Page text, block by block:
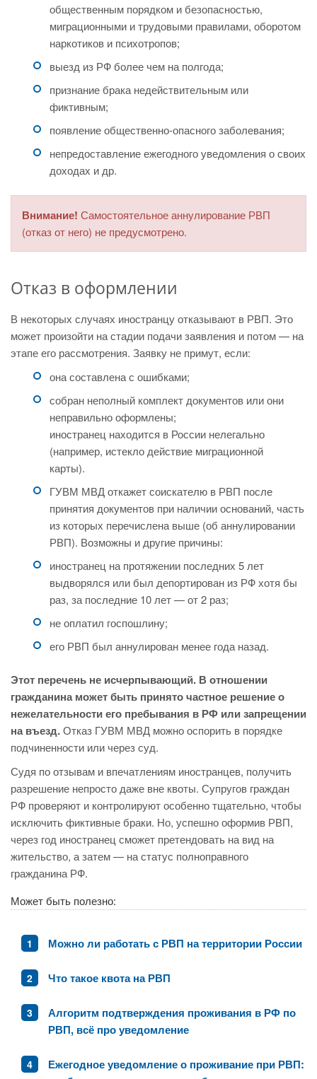
общественным порядком и безопасностью,
миграционными и трудовыми правилами, оборотом
наркотиков и психотропов;
выезд из РФ более чем на полгода;
признание брака недействительным или
фиктивным;
появление общественно-опасного заболевания;
непредоставление ежегодного уведомления о своих
доходах и др.
Внимание! Самостоятельное аннулирование РВП
(отказ от него) не предусмотрено.
Отказ в оформлении
В некоторых случаях иностранцу отказывают в РВП. Это
может произойти на стадии подачи заявления и потом — на
этапе его рассмотрения. Заявку не примут, если:
она составлена с ошибками;
собран неполный комплект документов или они
неправильно оформлены;
иностранец находится в России нелегально
(например, истекло действие миграционной
карты).
ГУВМ МВД откажет соискателю в РВП после
принятия документов при наличии оснований, часть
из которых перечислена выше (об аннулировании
РВП). Возможны и другие причины:
иностранец на протяжении последних 5 лет
выдворялся или был депортирован из РФ хотя бы
раз, за последние 10 лет — от 2 раз;
не оплатил госпошлину;
его РВП был аннулирован менее года назад.
Этот перечень не исчерпывающий. В отношении
гражданина может быть принято частное решение о
нежелательности его пребывания в РФ или запрещении
на въезд.Отказ ГУВМ МВД можно оспорить в порядке
подчиненности или через суд.
Судя по отзывам и впечатлениям иностранцев, получить
разрешение непросто даже вне квоты. Супругов граждан
РФ проверяют и контролируют особенно тщательно, чтобы
исключить фиктивные браки. Но, успешно оформив РВП,
через год иностранец сможет претендовать на вид на
жительство, а затем — на статус полноправного
гражданина РФ.
Может быть полезно:
Можно ли работать с РВП на территории России
Что такое квота на РВП
Алгоритм подтверждения проживания в РФ по
РВП, всё про уведомление
Ежегодное уведомление о проживание при РВП: